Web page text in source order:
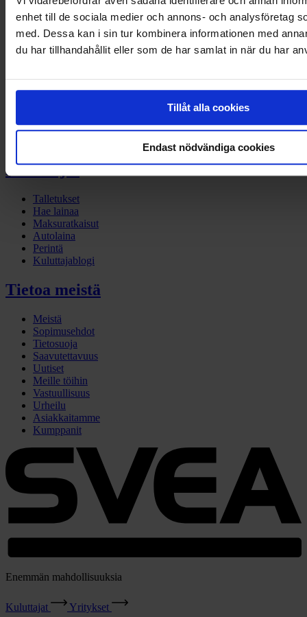
enhet till de sociala medier och annons- och analysföretag
med. Dessa kan i sin tur kombinera informationen med
du har tillhandahållit eller som de har samlat in när du har
Tillåt alla cookies
Endast nödvändiga cookies
Yritykset
Yritysrahoitus
Myynnin rahoitus
Perintä
Kuluttajat
Talletukset
Hae lainaa
Maksuratkaisut
Autolaina
Perintä
Kuluttajablogi
Tietoa meistä
Meistä
Sopimusehdot
Tietosuoja
Saavutettavuus
Uutiset
Meille töihin
Vastuullisuus
Urheilu
Asiakkaitamme
Kumppanit
Enemmän mahdollisuuksia
Kuluttajat Yritykset